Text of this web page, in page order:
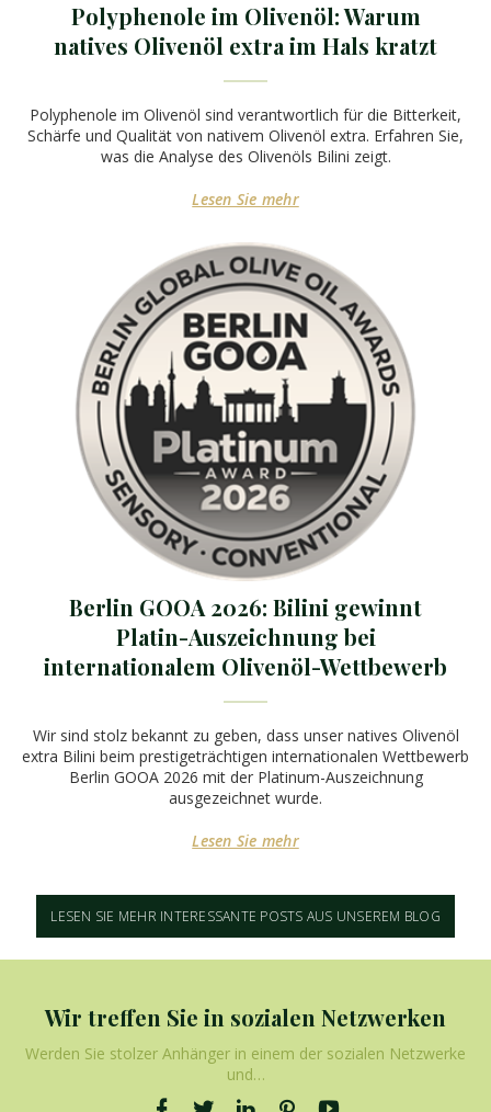
Polyphenole im Olivenöl: Warum
natives Olivenöl extra im Hals kratzt
Polyphenole im Olivenöl sind verantwortlich für die Bitterkeit,
Schärfe und Qualität von nativem Olivenöl extra. Erfahren Sie,
was die Analyse des Olivenöls Bilini zeigt.
Lesen Sie mehr
Berlin GOOA 2026: Bilini gewinnt
Platin-Auszeichnung bei
internationalem Olivenöl-Wettbewerb
Wir sind stolz bekannt zu geben, dass unser natives Olivenöl
extra Bilini beim prestigeträchtigen internationalen Wettbewerb
Berlin GOOA 2026 mit der Platinum-Auszeichnung
ausgezeichnet wurde.
Lesen Sie mehr
LESEN SIE MEHR INTERESSANTE POSTS AUS UNSEREM BLOG
Wir treffen Sie in sozialen Netzwerken
Werden Sie stolzer Anhänger in einem der sozialen Netzwerke
und…